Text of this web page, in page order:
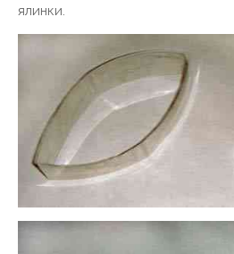
ялинки.